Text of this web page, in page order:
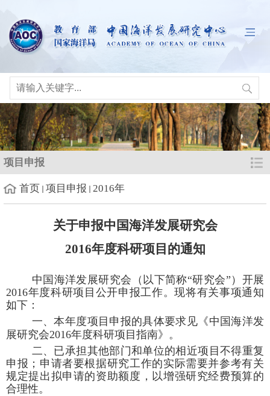
项目申报
首页 项目申报 2016年
关于申报中国海洋发展研究会
2016年度科研项目的通知
中国海洋发展研究会（以下简称“研究会”） 开展
2016年度科研项目公开申报工作。现将有关事项通知
如下：
一、本年度项目申报的具体要求 见《中国海洋发
展研究会2016年度科研项目指南》。
二、 已承担其他部门和单位的相近项目不得重复
申报； 申请者要根据研究工作的实际需要并参考有关
规定提出拟申请的资助额度，以增强研究经费预算的
合理性。